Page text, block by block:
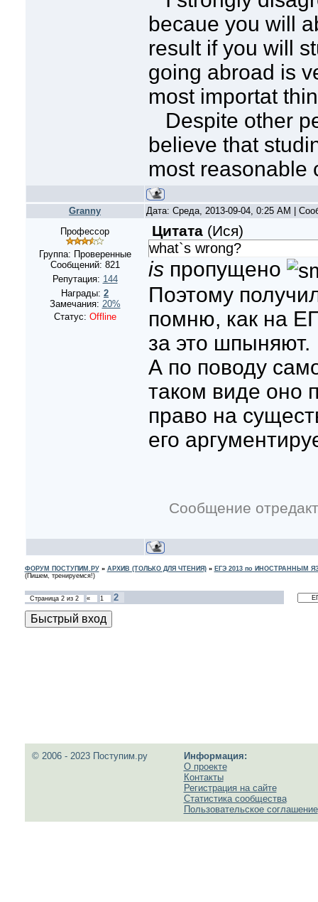
becaue you will
result if you will
going abroad is
most importat
Despite other
believe that
most reasonable
Granny
Дата: Среда, 2013-09-04, 0:25 AM |
Профессор
Группа: Проверенные
Сообщений: 821
Репутация: 144
Награды: 2
Замечания: 20%
Статус: Offline
Цитата(Ися)
what`s wrong?
isпропущено
Поэтому
помню, как на
за это шпыняют.
А по поводу
таком виде оно
право на
его
Сообщение
ФОРУМ ПОСТУПИМ.РУ» АРХИВ (ТОЛЬКО ДЛЯ ЧТЕНИЯ)» ЕГЭ 2013 по ИНОСТРАННЫМ
(Пишем, тренируемся!)
Страница 2из 2 « 1 2
© 2006 - 2023 Поступим.ру
Информация:
О проекте
Контакты
Регистрация на сайте
Статистика сообщества
Пользовательское соглашение